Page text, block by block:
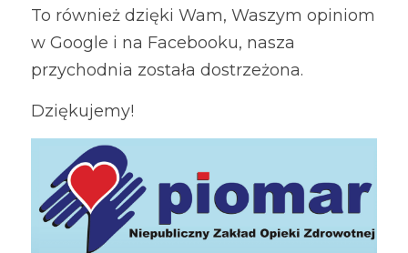
To również dzięki Wam, Waszym opiniom
w Google i na Facebooku, nasza
przychodnia została dostrzeżona.
Dziękujemy!